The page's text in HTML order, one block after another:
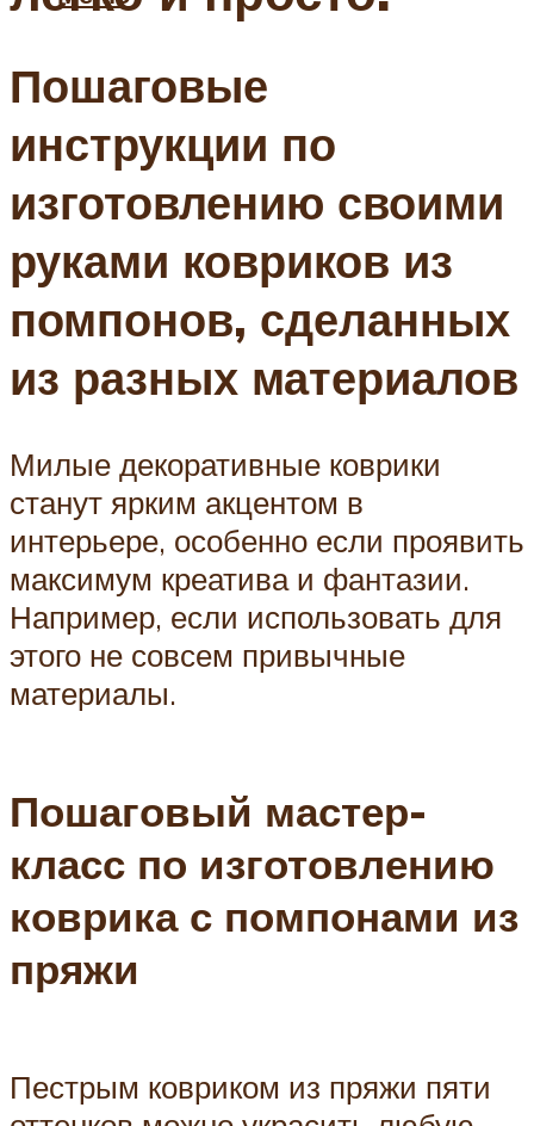
Пошаговые
инструкции по
изготовлению своими
руками ковриков из
помпонов, сделанных
из разных материалов
Милые декоративные коврики
станут ярким акцентом в
интерьере, особенно если проявить
максимум креатива и фантазии.
Например, если использовать для
этого не совсем привычные
материалы.
Пошаговый мастер-
класс по изготовлению
коврика с помпонами из
пряжи
Пестрым ковриком из пряжи пяти